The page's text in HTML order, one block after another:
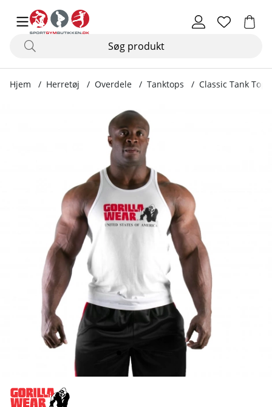
Hjem Herretøj Overdele Tanktops Classic Tank
Produktbilleder Classic Tank Top, white